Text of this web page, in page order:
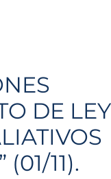
DE LEY
11).